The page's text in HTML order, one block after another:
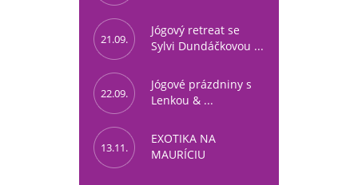
21.09.
Jógový retreat se
Sylvi Dundáčkovou ...
22.09.
Jógové prázdniny s
Lenkou & ...
13.11.
EXOTIKA NA
MAURÍCIU